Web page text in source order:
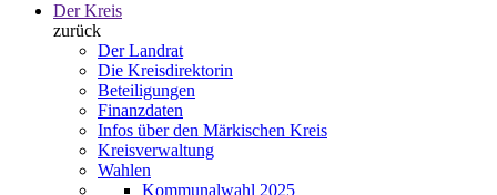
Der Kreis
zurück
Der Landrat
Die Kreisdirektorin
Beteiligungen
Finanzdaten
Infos über den Märkischen Kreis
Kreisverwaltung
Wahlen
Kommunalwahl 2025